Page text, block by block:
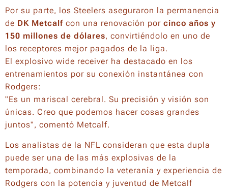
Por su parte, los Steelers aseguraron la permanencia
de DK Metcalf con una renovación por cinco años y
150 millones de dólares, convirtiéndolo en uno de
los receptores mejor pagados de la liga.
El explosivo wide receiver ha destacado en los
entrenamientos por su conexión instantánea con
Rodgers:
"Es un mariscal cerebral. Su precisión y visión son
únicas. Creo que podemos hacer cosas grandes
juntos", comentó Metcalf.
Los analistas de la NFL consideran que esta dupla
puede ser una de las más explosivas de la
temporada, combinando la veteranía y experiencia de
Rodgers con la potencia y juventud de Metcalf